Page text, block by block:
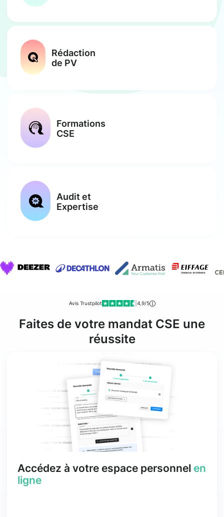
Rédaction
de PV
Formations
CSE
Audit et
Expertise
Avis Trustpilot 4,9/5
Faites de votre mandat CSE une
réussite
Accédez à votre espace personnel en
ligne